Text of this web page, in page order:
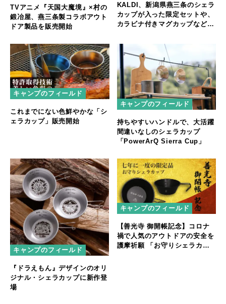
TVアニメ『天国大魔境』×村の
鍛冶屋、燕三条製コラボアウト
ドア製品を販売開始
KALDI、新潟県燕三条のシェラ
カップが入った限定セットや、
カラビナ付きマグカップなどア
が登場
キャンプのフィールド
これまでにない色鮮やかな「シ
ェラカップ」販売開始
キャンプのフィールド
持ちやすいハンドルで、大活躍
間違いなしのシェラカップ
「PowerArQ Sierra Cup」
キャンプのフィールド
『ドラえもん』デザインのオリ
ジナル・シェラカップに新作登
場
キャンプのフィールド
【善光寺 御開帳記念】コロナ
禍で人気のアウトドアの安全を
護摩祈願 「お守りシェラカッ